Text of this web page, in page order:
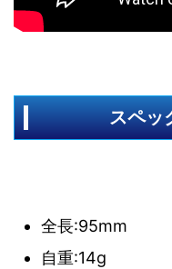
スペ
全長:95mm
自重:14g